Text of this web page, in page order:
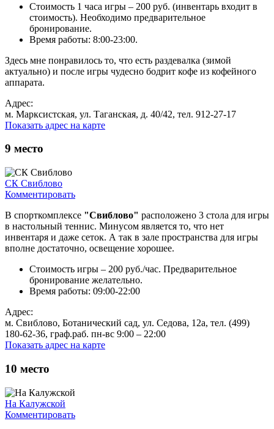
Стоимость 1 часа игры – 200 руб. (инвентарь входит в
стоимость). Необходимо предварительное
бронирование.
Время работы: 8:00-23:00.
Здесь мне понравилось то, что есть раздевалка (зимой
актуально) и после игры чудесно бодрит кофе из кофейного
аппарата.
Адрес:
м. Марксистская, ул. Таганская, д. 40/42, тел. 912-27-17
Показать адрес на карте
9 место
СК Свиблово
Комментировать
В спорткомплексе "Свиблово" расположено 3 стола для игры
в настольный теннис. Минусом является то, что нет
инвентаря и даже сеток. А так в зале пространства для игры
вполне достаточно, освещение хорошее.
Стоимость игры – 200 руб./час. Предварительное
бронирование желательно.
Время работы: 09:00-22:00
Адрес:
м. Свиблово, Ботанический сад, ул. Седова, 12а, тел. (499)
180-62-36, граф.раб. пн-вс 9:00 – 22:00
Показать адрес на карте
10 место
На Калужской
Комментировать